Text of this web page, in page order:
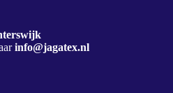
info@jagatex.nl